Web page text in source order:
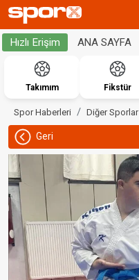
Hızlı Erişim ANA SAYFA
Takımım Fikstür
Spor Haberleri Diğer Sporlar
Geri